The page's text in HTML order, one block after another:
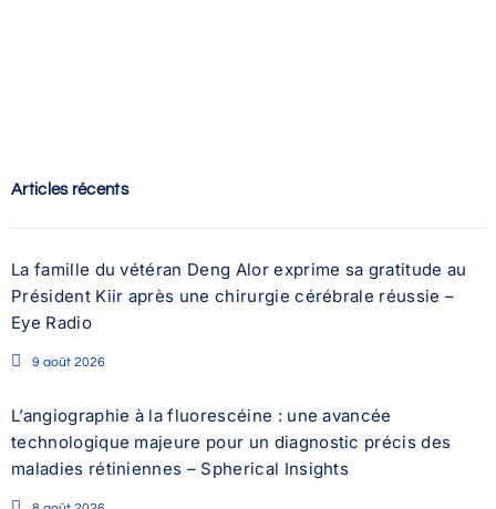
Articles récents
La famille du vétéran Deng Alor exprime sa gratitude au
Président Kiir après une chirurgie cérébrale réussie –
Eye Radio
9 août 2026
L’angiographie à la fluorescéine : une avancée
technologique majeure pour un diagnostic précis des
maladies rétiniennes – Spherical Insights